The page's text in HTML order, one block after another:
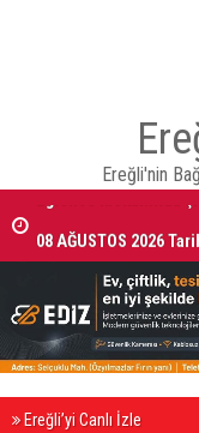
Ereğli'nin
08 AĞUSTOS 2026
Ereğli’yi Canlı İzle